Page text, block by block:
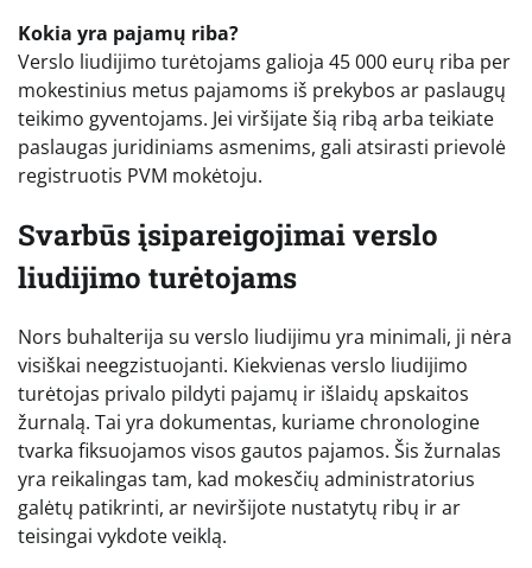
Kokia yra pajamų riba?
Verslo liudijimo turėtojams galioja 45 000 eurų riba per
mokestinius metus pajamoms iš prekybos ar paslaugų
teikimo gyventojams. Jei viršijate šią ribą arba teikiate
paslaugas juridiniams asmenims, gali atsirasti prievolė
registruotis PVM mokėtoju.
Svarbūs įsipareigojimai verslo
liudijimo turėtojams
Nors buhalterija su verslo liudijimu yra minimali, ji nėra
visiškai neegzistuojanti. Kiekvienas verslo liudijimo
turėtojas privalo pildyti pajamų ir išlaidų apskaitos
žurnalą. Tai yra dokumentas, kuriame chronologine
tvarka fiksuojamos visos gautos pajamos. Šis žurnalas
yra reikalingas tam, kad mokesčių administratorius
galėtų patikrinti, ar neviršijote nustatytų ribų ir ar
teisingai vykdote veiklą.